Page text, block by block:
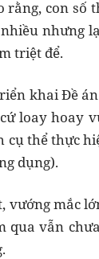
con số
nhưng
triệt để.
khai Đề
loay hoay
thể thực
dụng).
vướng mắc
qua vẫn